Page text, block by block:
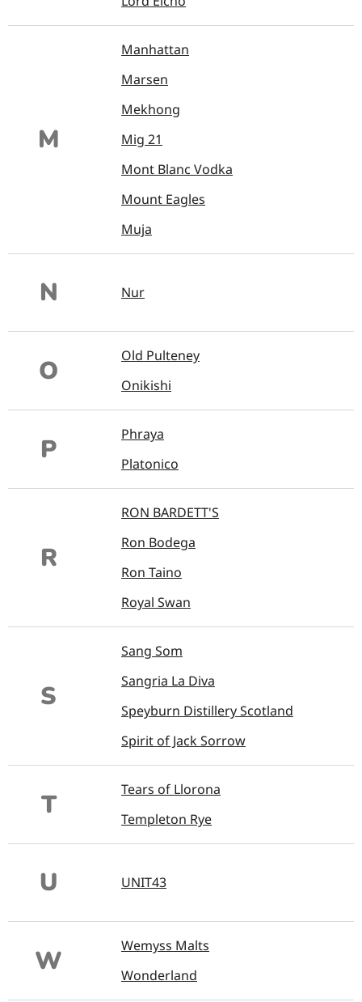
M
Manhattan
Marsen
Mekhong
Mig 21
Mont Blanc Vodka
Mount Eagles
Muja
N Nur
O
Old Pulteney
Onikishi
P
Phraya
Platonico
R
RON BARDETT'S
Ron Bodega
Ron Taino
Royal Swan
S
Sang Som
Sangria La Diva
Speyburn Distillery Scotland
Spirit of Jack Sorrow
T
Tears of Llorona
Templeton Rye
U UNIT43
W
Wemyss Malts
Wonderland